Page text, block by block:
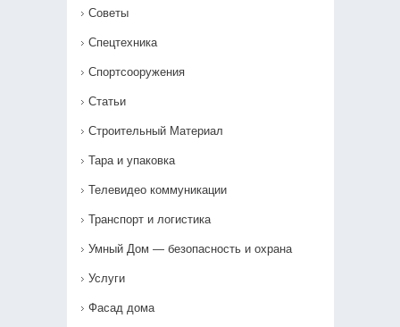
Советы
Спецтехника
Спортсооружения
Статьи
Строительный Материал
Тара и упаковка
Телевидео коммуникации
Транспорт и логистика
Умный Дом — безопасность и охрана
Услуги
Фасад дома